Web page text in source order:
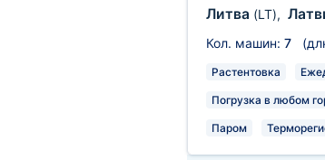
Литва (LT),
Кол. машин: 7
Растентовка
Погрузка в любом
Паром